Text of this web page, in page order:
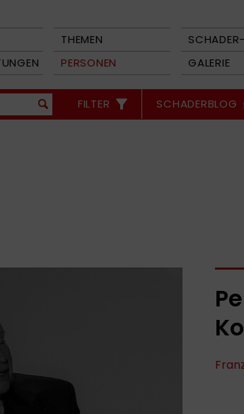
THEMEN
PERSONEN GALERIE
FILTER SCHADERBLOG